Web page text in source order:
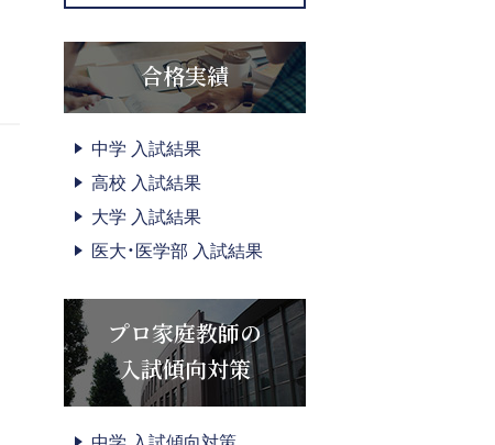
合格実績
中学 入試結果
高校 入試結果
大学 入試結果
医大・医学部 入試結果
プロ家庭教師の
入試傾向対策